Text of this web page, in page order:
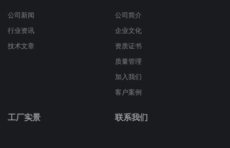
公司新闻
行业资讯
技术文章
公司简介
企业文化
资质证书
质量管理
加入我们
客户案例
工厂实景 联系我们